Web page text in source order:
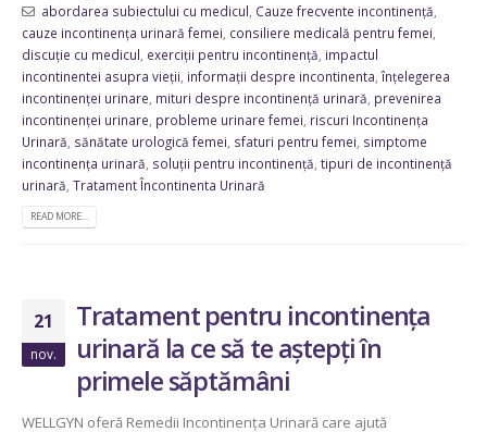
abordarea subiectului cu medicul Cauze frecvente incontinență
cauze incontinența urinară femei consiliere medicală pentru femei
discuție cu medicul exerciții pentru incontinență impactul
incontinentei asupra vieții informații despre incontinenta ,înțelegerea
incontinenței urinare mituri despre incontinență urinară prevenirea
incontinenței urinare probleme urinare femei riscuri Incontinența
Urinară sănătate urologică femei sfaturi pentru femei simptome
incontinența urinară soluții pentru incontinență tipuri de incontinență
urinară Tratament Încontinenta Urinară
READ MORE...
21
nov.
Tratament pentru incontinența
urinară la ce să te aștepți în
primele săptămâni
WELLGYN oferă Remedii Incontinența Urinară care ajută